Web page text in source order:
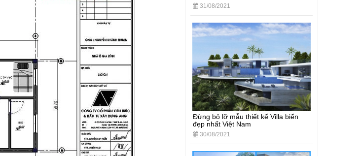
31/08/2021
Đừng bỏ lỡ mẫu thiết kế Villa biển
đẹp nhất Việt Nam
30/08/2021